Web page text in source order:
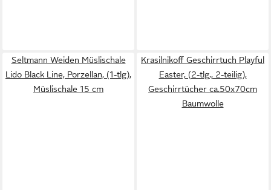
Seltmann Weiden Müslischale
Lido Black Line, Porzellan, (1-tlg),
Müslischale 15 cm
Krasilnikoff Geschirrtuch Playful
Easter, (2-tlg., 2-teilig),
Geschirrtücher ca.50x70cm
Baumwolle